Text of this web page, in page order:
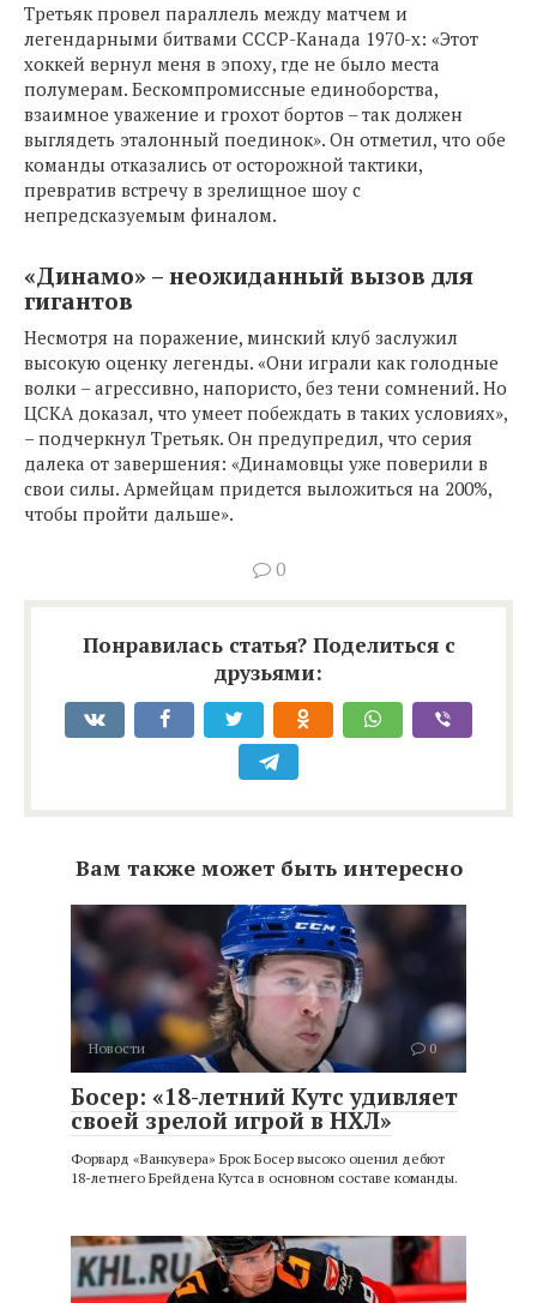
Третьяк провел параллель между матчем и
легендарными битвами СССР-Канада 1970-х: «Этот
хоккей вернул меня в эпоху, где не было места
полумерам. Бескомпромиссные единоборства,
взаимное уважение и грохот бортов – так должен
выглядеть эталонный поединок». Он отметил, что обе
команды отказались от осторожной тактики,
превратив встречу в зрелищное шоу с
непредсказуемым финалом.
«Динамо» – неожиданный вызов для
гигантов
Несмотря на поражение, минский клуб заслужил
высокую оценку легенды. «Они играли как голодные
волки – агрессивно, напористо, без тени сомнений. Но
ЦСКА доказал, что умеет побеждать в таких условиях»,
– подчеркнул Третьяк. Он предупредил, что серия
далека от завершения: «Динамовцы уже поверили в
свои силы. Армейцам придется выложиться на 200%,
чтобы пройти дальше».
0
Понравилась статья? Поделиться с
друзьями:
Вам также может быть интересно
Новости 0
Босер: «18-летний Кутс удивляет
своей зрелой игрой в НХЛ»
Форвард «Ванкувера» Брок Босер высоко оценил дебют
18-летнего Брейдена Кутса в основном составе команды.